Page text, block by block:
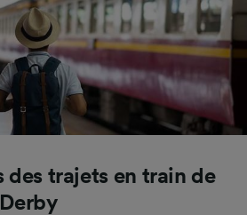
des trajets en train de